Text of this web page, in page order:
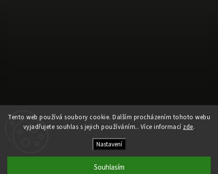
Tento web používá soubory cookie. Dalším procházením tohoto webu
vyjadřujete souhlas s jejich používáním.. Více informací zde.
Nastavení
Souhlasím
Sledovat na Instagramu
BACKI shop. Všechna práva vyhrazena.